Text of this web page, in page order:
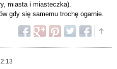
miasta i miasteczka).
gdy się samemu trochę ogarnie.